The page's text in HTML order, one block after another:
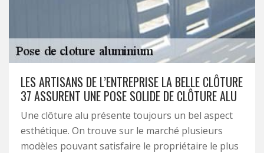
LES ARTISANS DE L’ENTREPRISE LA BELLE CLÔTURE
37 ASSURENT UNE POSE SOLIDE DE CLÔTURE ALU
Une clôture alu présente toujours un bel aspect
esthétique. On trouve sur le marché plusieurs
modèles pouvant satisfaire le propriétaire le plus